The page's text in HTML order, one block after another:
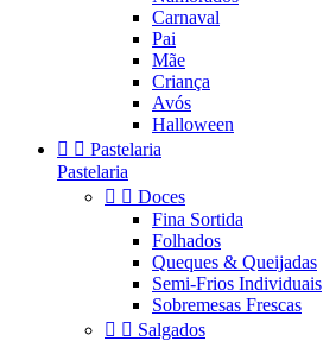
Carnaval
Pai
Mãe
Criança
Avós
Halloween
  Pastelaria
Pastelaria
  Doces
Fina Sortida
Folhados
Queques & Queijadas
Semi-Frios Individuais
Sobremesas Frescas
  Salgados